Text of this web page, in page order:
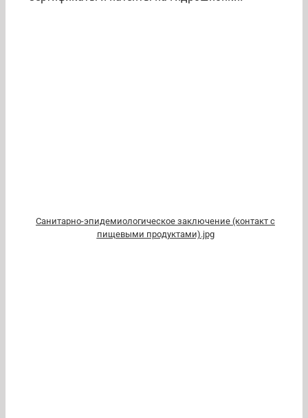
Санитарно-эпидемиологическое заключение (контакт с
пищевыми продуктами).jpg